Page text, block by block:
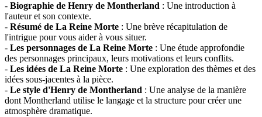
- Biographie de Henry de Montherland : Une introduction à
l'auteur et son contexte.
- Résumé de La Reine Morte : Une brève récapitulation de
l'intrigue pour vous aider à vous situer.
- Les personnages de La Reine Morte : Une étude approfondie
des personnages principaux, leurs motivations et leurs conflits.
- Les idées de La Reine Morte : Une exploration des thèmes et des
idées sous-jacentes à la pièce.
- Le style d'Henry de Montherland : Une analyse de la manière
dont Montherland utilise le langage et la structure pour créer une
atmosphère dramatique.